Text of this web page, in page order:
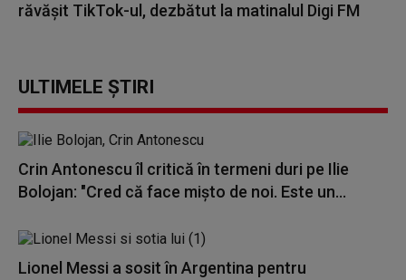
răvășit TikTok-ul, dezbătut la matinalul Digi FM
ULTIMELE ȘTIRI
Crin Antonescu îl critică în termeni duri pe Ilie
Bolojan: "Cred că face mișto de noi. Este un...
Lionel Messi a sosit în Argentina pentru